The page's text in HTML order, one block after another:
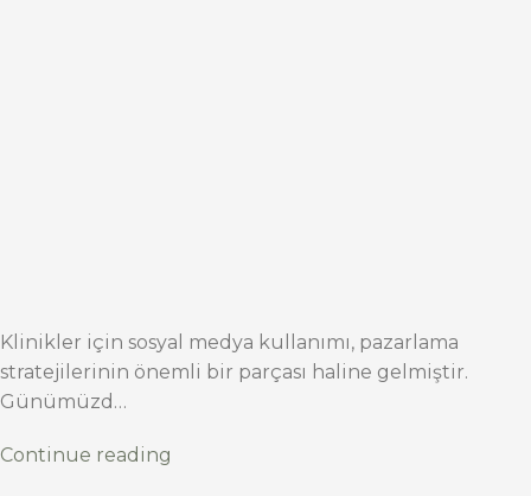
Klinikler için sosyal medya kullanımı, pazarlama
stratejilerinin önemli bir parçası haline gelmiştir.
Günümüzd…
Continue reading